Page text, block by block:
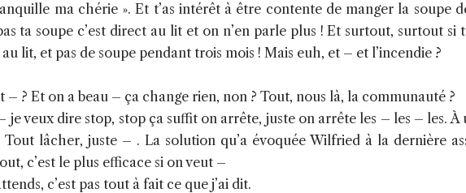
ma chérie ». Et t’as intérêt à être contente de manger la soupe
ta soupe c’est direct au lit et on n’en parle plus ! Et surtout, surtout si
lit, et pas de soupe pendant trois mois ! Mais euh, et – et l’incendie ?
– ? Et on a beau – ça change rien, non ? Tout, nous là, la communauté ?
veux dire stop, stop ça suffit on arrête, juste on arrête les – les – les. À
lâcher, juste – . La solution qu’a évoquée Wilfried à la dernière
c’est le plus efficace si on veut –
c’est pas tout à fait ce que j’ai dit.